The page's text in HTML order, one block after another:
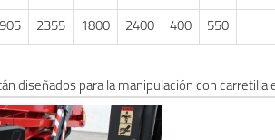
2355 1800 2400 400 550
diseñados para la manipulación con carretilla